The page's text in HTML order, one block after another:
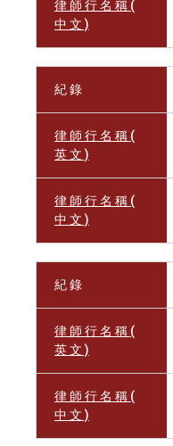
律 師 行 名 稱 (
中 文 )
紀 錄
律 師 行 名 稱 (
英 文 )
律 師 行 名 稱 (
中 文 )
紀 錄
律 師 行 名 稱 (
英 文 )
律 師 行 名 稱 (
中 文 )